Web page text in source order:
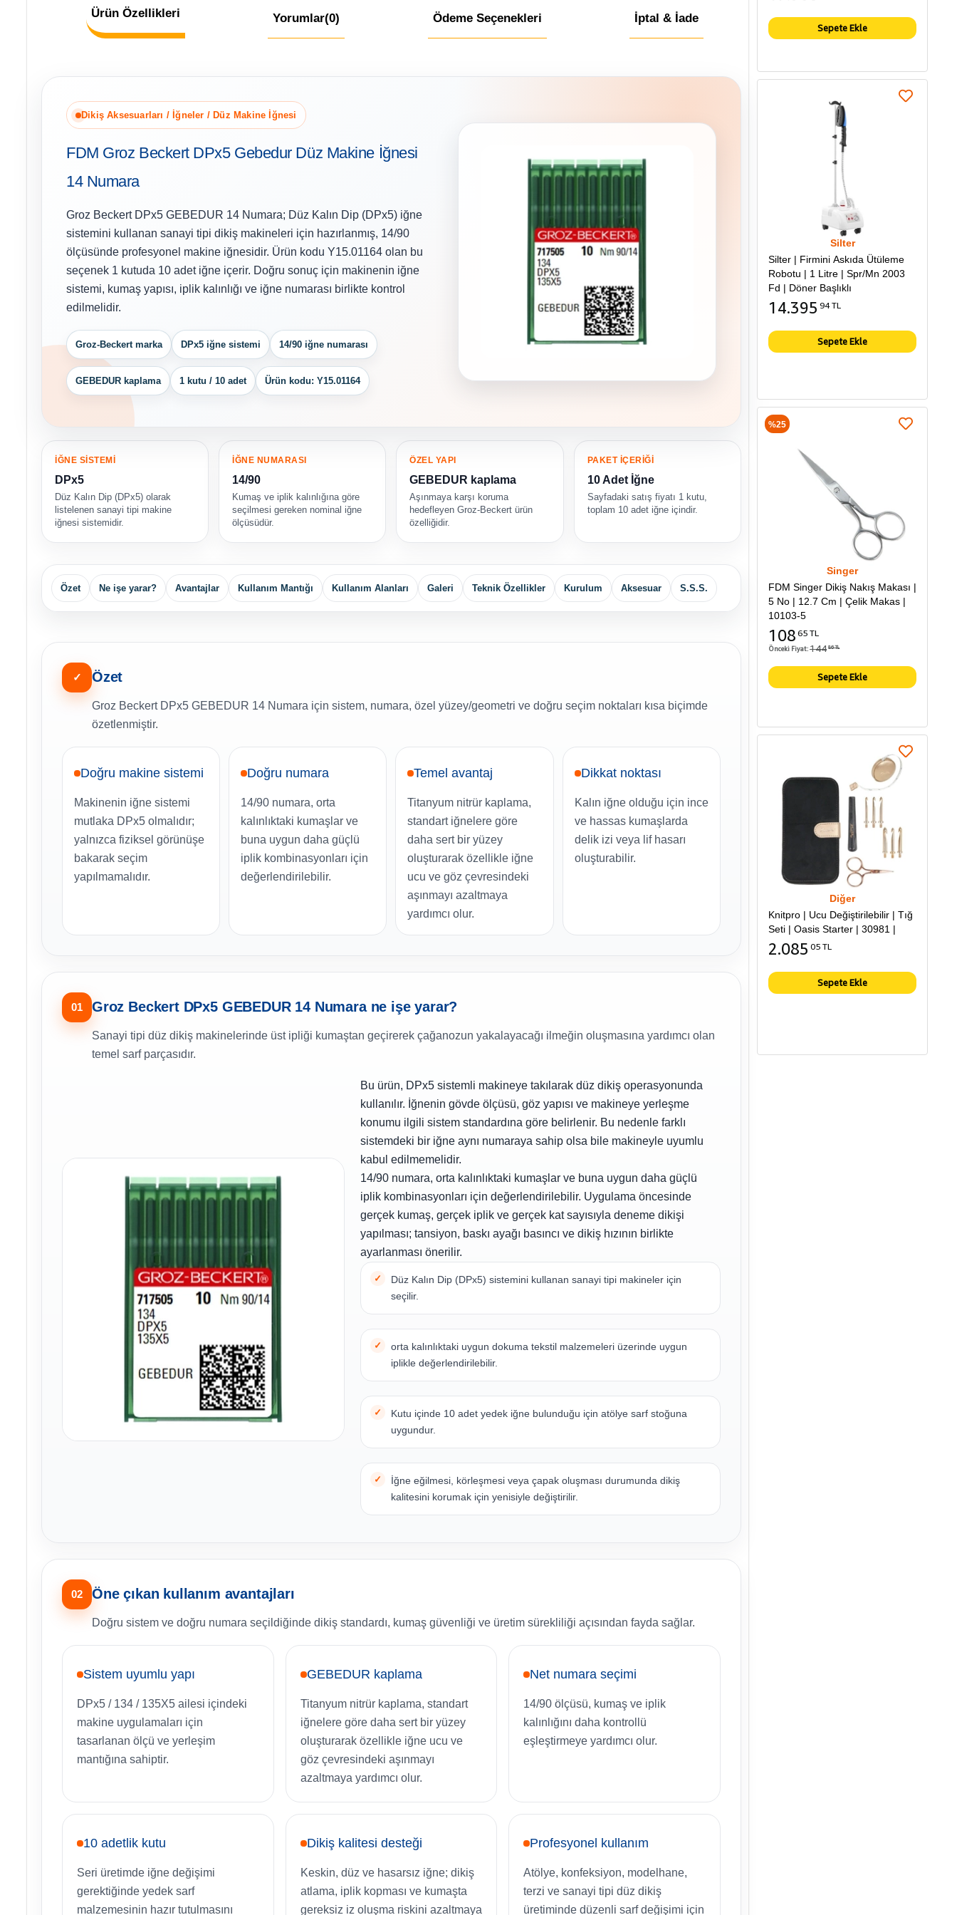
Ürün Özellikleri Yorumlar(0) Ödeme Seçenekleri İptal & İade
Dikiş Aksesuarları / İğneler / Düz Makine İğnesi
FDM Groz Beckert DPx5 Gebedur Düz Makine İğnesi
14 Numara
Groz Beckert DPx5 GEBEDUR 14 Numara; Düz Kalın Dip (DPx5) iğne
sistemini kullanan sanayi tipi dikiş makineleri için hazırlanmış, 14/90
ölçüsünde profesyonel makine iğnesidir. Ürün kodu Y15.01164 olan bu
seçenek 1 kutuda 10 adet iğne içerir. Doğru sonuç için makinenin iğne
sistemi, kumaş yapısı, iplik kalınlığı ve iğne numarası birlikte kontrol
edilmelidir.
Groz-Beckert marka DPx5 iğne sistemi 14/90 iğne numarası
GEBEDUR kaplama 1 kutu / 10 adet Ürün kodu: Y15.01164
İĞNE SİSTEMİ
DPx5
Düz Kalın Dip (DPx5) olarak
listelenen sanayi tipi makine
iğnesi sistemidir.
İĞNE NUMARASI
14/90
Kumaş ve iplik kalınlığına göre
seçilmesi gereken nominal iğne
ölçüsüdür.
ÖZEL YAPI
GEBEDUR kaplama
Aşınmaya karşı koruma
hedefleyen Groz-Beckert ürün
özelliğidir.
PAKET İÇERİĞİ
10 Adet İğne
Sayfadaki satış fiyatı 1 kutu,
toplam 10 adet iğne içindir.
Özet Ne işe yarar? Avantajlar Kullanım Mantığı Kullanım Alanları Galeri Teknik Özellikler Kurulum Aksesuar S.S.S.
✓ Özet
Groz Beckert DPx5 GEBEDUR 14 Numara için sistem, numara, özel yüzey/geometri ve doğru seçim noktaları kısa biçimde
özetlenmiştir.
Doğru makine sistemi
Makinenin iğne sistemi
mutlaka DPx5 olmalıdır;
yalnızca fiziksel görünüşe
bakarak seçim
yapılmamalıdır.
Doğru numara
14/90 numara, orta
kalınlıktaki kumaşlar ve
buna uygun daha güçlü
iplik kombinasyonları için
değerlendirilebilir.
Temel avantaj
Titanyum nitrür kaplama,
standart iğnelere göre
daha sert bir yüzey
oluşturarak özellikle iğne
ucu ve göz çevresindeki
aşınmayı azaltmaya
yardımcı olur.
Dikkat noktası
Kalın iğne olduğu için ince
ve hassas kumaşlarda
delik izi veya lif hasarı
oluşturabilir.
01 Groz Beckert DPx5 GEBEDUR 14 Numara ne işe yarar?
Sanayi tipi düz dikiş makinelerinde üst ipliği kumaştan geçirerek çağanozun yakalayacağı ilmeğin oluşmasına yardımcı olan
temel sarf parçasıdır.
Bu ürün, DPx5 sistemli makineye takılarak düz dikiş operasyonunda
kullanılır. İğnenin gövde ölçüsü, göz yapısı ve makineye yerleşme
konumu ilgili sistem standardına göre belirlenir. Bu nedenle farklı
sistemdeki bir iğne aynı numaraya sahip olsa bile makineyle uyumlu
kabul edilmemelidir.
14/90 numara, orta kalınlıktaki kumaşlar ve buna uygun daha güçlü
iplik kombinasyonları için değerlendirilebilir. Uygulama öncesinde
gerçek kumaş, gerçek iplik ve gerçek kat sayısıyla deneme dikişi
yapılması; tansiyon, baskı ayağı basıncı ve dikiş hızının birlikte
ayarlanması önerilir.
Düz Kalın Dip (DPx5) sistemini kullanan sanayi tipi makineler için
seçilir.
orta kalınlıktaki uygun dokuma tekstil malzemeleri üzerinde uygun
iplikle değerlendirilebilir.
Kutu içinde 10 adet yedek iğne bulunduğu için atölye sarf stoğuna
uygundur.
İğne eğilmesi, körleşmesi veya çapak oluşması durumunda dikiş
kalitesini korumak için yenisiyle değiştirilir.
02 Öne çıkan kullanım avantajları
Doğru sistem ve doğru numara seçildiğinde dikiş standardı, kumaş güvenliği ve üretim sürekliliği açısından fayda sağlar.
Sistem uyumlu yapı
DPx5 / 134 / 135X5 ailesi içindeki
makine uygulamaları için
tasarlanan ölçü ve yerleşim
mantığına sahiptir.
GEBEDUR kaplama
Titanyum nitrür kaplama, standart
iğnelere göre daha sert bir yüzey
oluşturarak özellikle iğne ucu ve
göz çevresindeki aşınmayı
azaltmaya yardımcı olur.
Net numara seçimi
14/90 ölçüsü, kumaş ve iplik
kalınlığını daha kontrollü
eşleştirmeye yardımcı olur.
10 adetlik kutu
Seri üretimde iğne değişimi
gerektiğinde yedek sarf
malzemesinin hazır tutulmasını
Dikiş kalitesi desteği
Keskin, düz ve hasarsız iğne; dikiş
atlama, iplik kopması ve kumaşta
gereksiz iz oluşma riskini azaltmaya
Profesyonel kullanım
Atölye, konfeksiyon, modelhane,
terzi ve sanayi tipi düz dikiş
üretiminde düzenli sarf değişimi için
Sepete Ekle
Silter
Silter | Firmini Askıda Ütüleme
Robotu | 1 Litre | Spr/Mn 2003
Fd | Döner Başlıklı
14.395 94 TL
Sepete Ekle
Singer
FDM Singer Dikiş Nakış Makası |
5 No | 12.7 Cm | Çelik Makas |
10103-5
108 65 TL
Önceki Fiyat:144 86 TL
Sepete Ekle
%25
Diğer
Knitpro | Ucu Değiştirilebilir | Tığ
Seti | Oasis Starter | 30981 |
2.085 05 TL
Sepete Ekle